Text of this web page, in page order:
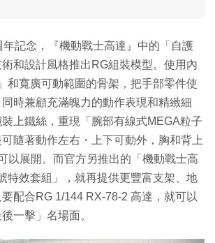
記念，『機動戰士高達』中的「自護
和設計風格推出RG組裝模型。使用內
和寬廣可動範圍的骨架，把手部零件使
時兼顧充滿魄力的動作表現和精緻細
上鐵絲，重現「腕部有線式MEGA粒子
隨著動作左右・上下可動外，胸和背上
以展開。而官方另推出的「機動戰士高
特效套組」，就再提供更豐富支架、地
配合RG 1/144 RX-78-2 高達，就可以
一擊」名場面。